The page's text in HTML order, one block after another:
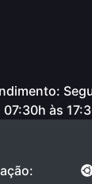
07:30h às